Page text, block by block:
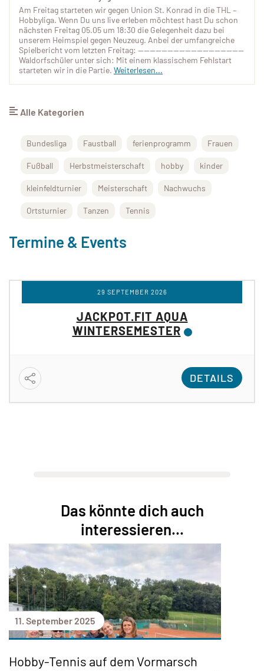
Am Freitag starteten wir gegen Union St. Konrad in die THL –
Hobbyliga. Wenn Du uns live erleben möchtest hast Du schon
nächsten Freitag 05.05 um 18:30 die Gelegenheit dazu bei
unserem Heimspiel gegen Neuzeug. Anbei der umfangreiche
Spielbericht vom letzten Freitag: ——————————————————
Waldorfschüler unter sich: Mit einem klassischem Fehlstart
starteten wir in die Partie. Weiterlesen...
Alle Kategorien
Bundesliga Faustball ferienprogramm Frauen
Fußball Herbstmeisterschaft hobby kinder
kleinfeldturnier Meisterschaft Nachwuchs
Ortsturnier Tanzen Tennis
Termine & Events
29 SEPTEMBER 2026
JACKPOT.FIT AQUA
WINTERSEMESTER
DETAILS
Das könnte dich auch
interessieren...
11. September 2025
Hobby-Tennis auf dem Vormarsch